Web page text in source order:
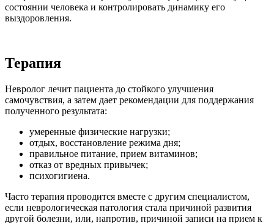
состоянии человека и контролировать динамику его
выздоровления.
Терапия
Невролог лечит пациента до стойкого улучшения
самочувствия, а затем дает рекомендации для поддержания
полученного результата:
умеренные физические нагрузки;
отдых, восстановление режима дня;
правильное питание, прием витаминов;
отказ от вредных привычек;
психогигиена.
Часто терапия проводится вместе с другим специалистом,
если неврологическая патология стала причиной развития
другой болезни, или, напротив, причиной записи на прием к